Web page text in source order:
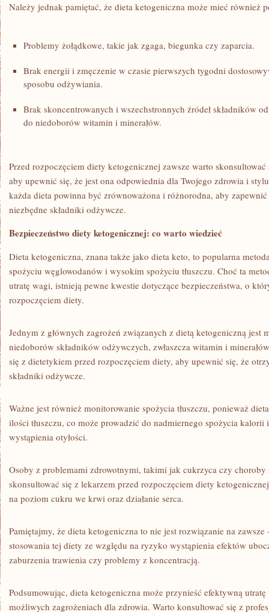
Należy jednak pamiętać, że dieta ‍ketogeniczna może ​mieć również
Problemy żołądkowe, takie jak zgaga, biegunka czy zaparcia.
Brak energii i zmęczenie w czasie pierwszych tygodni
sposobu odżywiania.
Brak skoncentrowanych i wszechstronnych źródeł składników
do niedoborów witamin i minerałów.
Przed rozpoczęciem diety ketogenicznej zawsze warto
aby upewnić się, że jest ona odpowiednia ‍dla Twojego zdrowia ‌i⁢
każda dieta powinna być zrównoważona i różnorodna, aby
niezbędne składniki odżywcze.
Bezpieczeństwo ​diety ketogenicznej: co warto wiedzieć
Dieta ketogeniczna, znana także jako dieta keto, to popularna
spożyciu węglowodanów i wysokim spożyciu tłuszczu. Choć ta
utratę wagi, istnieją pewne kwestie dotyczące bezpieczeństwa, o‍
rozpoczęciem diety.
Jednym ⁤z głównych zagrożeń związanych z dietą ketogeniczną jest⁤
niedoborów składników odżywczych, zwłaszcza‌ witamin i
się z dietetykiem przed rozpoczęciem diety, aby ⁣upewnić się, ⁢że
składniki odżywcze.
Ważne jest również monitorowanie spożycia ⁣tłuszczu, ponieważ
ilości tłuszczu, co może prowadzić do nadmiernego spożycia
wystąpienia otyłości.
Osoby z problemami zdrowotnymi, takimi jak cukrzyca czy choroby
skonsultować się z lekarzem przed rozpoczęciem ⁤diety
na poziom cukru we​ krwi oraz działanie serca.
Pamiętajmy, że dieta⁢ ketogeniczna to nie jest rozwiązanie na zawsze
stosowania tej ‍diety ze względu na ryzyko wystąpienia efektów
zaburzenia trawienia czy problemy z ​koncentracją.
Podsumowując, dieta ketogeniczna może przynieść efektywną
możliwych zagrożeniach dla zdrowia. Warto konsultować się z